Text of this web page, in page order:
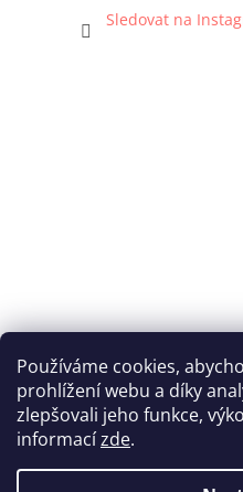
Používáme cookies,
prohlížení webu a díky
zlepšovali jeho funkce,
informacízde.
Sledovat na
Katka